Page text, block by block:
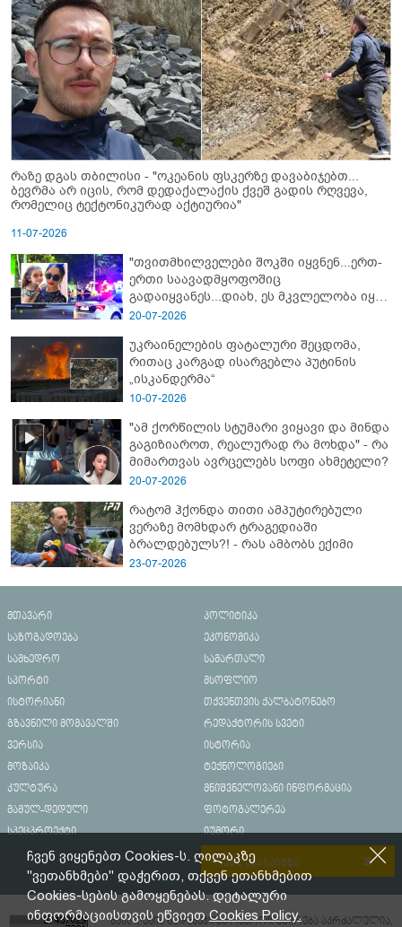
რაზე დგას თბილისი - "ოკეანის ფსკერზე დავაბიჯებთ...
ბევრმა არ იცის, რომ დედაქალაქის ქვეშ გადის რღვევა,
რომელიც ტექტონიკურად აქტიურია"
11-07-2026
"თვითმხილველები შოკში იყვნენ...ერთ-
ერთი საავადმყოფოშიც
გადაიყვანეს...დიახ, ეს მკვლელობა იყო"
- გორში დატრიალებული ტრაგედიის
20-07-2026
უკრაინელების ფატალური შეცდომა,
რითაც კარგად ისარგებლა პუტინის
„ისკანდერმა“
10-07-2026
"ამ ქორწილის სტუმარი ვიყავი და მინდა
გაგიზიაროთ, რეალურად რა მოხდა" - რა
მიმართვას ავრცელებს სოფი ახმეტელი?
20-07-2026
რატომ ჰქონდა თითი ამპუტირებული
ვერაზე მომხდარ ტრაგედიაში
ბრალდებულს?! - რას ამბობს ექიმი
23-07-2026
მთავარი
პოლიტიკა
საზოგადოება
ეკონომიკა
სამხედრო
სამართალი
სპორტი
მსოფლიო
ისტორიანი
თქვენთვის ქალბატონებო
გზავნილი მომავალში
რედაქტორის სვეტი
ვერსია
ისტორია
მოზაიკა
ტექნოლოგიები
კულტურა
მნიშვნელოვანი ინფორმაცია
მამულ-დედული
ფოტოგალერეა
სპეცპროექტი
იუმორი
რეკლამა საიტზე
მასალების გადაბეჭდვა/რეპროდუცირება აკრძალულია,
ჩვენ ვიყენებთ Cookies-ს. ღილაკზე
"ვეთანხმები" დაჭერით, თქვენ ეთანხმებით
Cookies-სების გამოყენებას. დეტალური
ინფორმაციისთვის ეწვიეთCookies Policy.